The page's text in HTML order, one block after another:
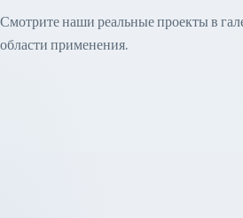
Смотрите наши реальные проекты в
области применения.